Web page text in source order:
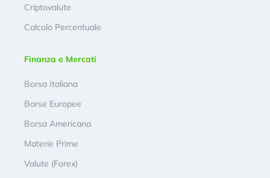
Criptovalute
Calcolo Percentuale
Finanza e Mercati
Borsa Italiana
Borse Europee
Borsa Americana
Materie Prime
Valute (Forex)